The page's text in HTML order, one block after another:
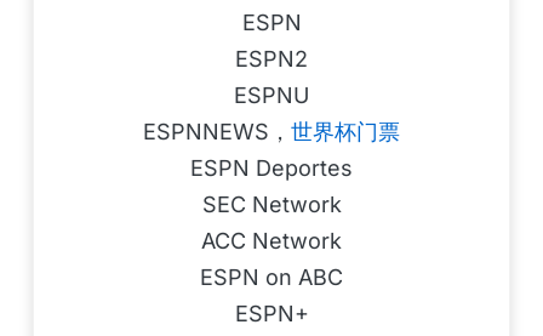
ESPN
ESPN2
ESPNU
ESPNNEWS， 世界杯门票
ESPN Deportes
SEC Network
ACC Network
ESPN on ABC
ESPN+